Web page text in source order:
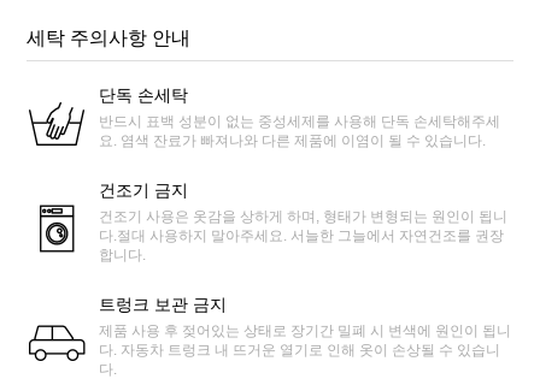
세탁 주의사항 안내
단독 손세탁
반드시 표백 성분이 없는 중성세제를 사용해 단독 손세탁해주세
요. 염색 잔료가 빠져나와 다른 제품에 이염이 될 수 있습니다.
건조기 금지
건조기 사용은 옷감을 상하게 하며, 형태가 변형되는 원인이 됩니
다.절대 사용하지 말아주세요. 서늘한 그늘에서 자연건조를 권장
합니다.
트렁크 보관 금지
제품 사용 후 젖어있는 상태로 장기간 밀폐 시 변색에 원인이 됩니
다. 자동차 트렁크 내 뜨거운 열기로 인해 옷이 손상될 수 있습니
다.